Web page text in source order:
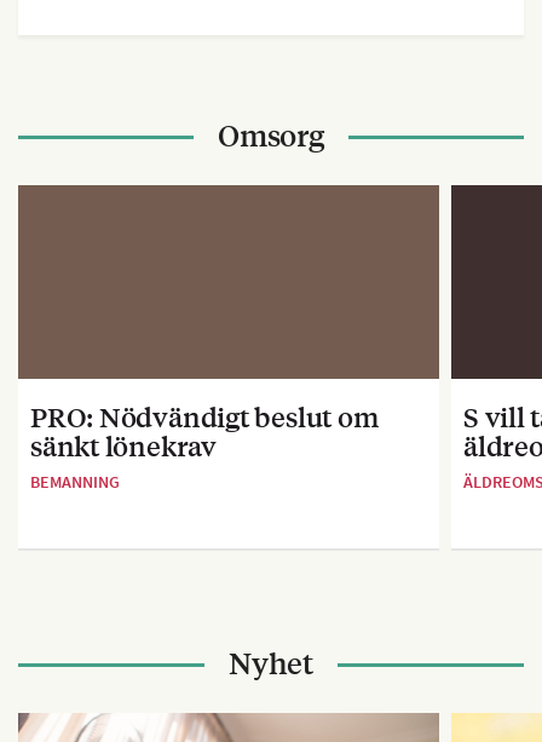
Omsorg
PRO: Nödvändigt beslut om
sänkt lönekrav
BEMANNING
S vill
Nyhet